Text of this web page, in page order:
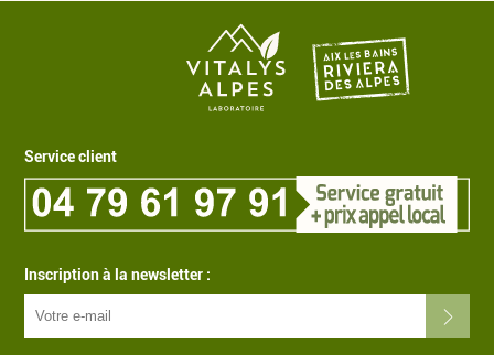
Inscription à la newsletter :
Service client